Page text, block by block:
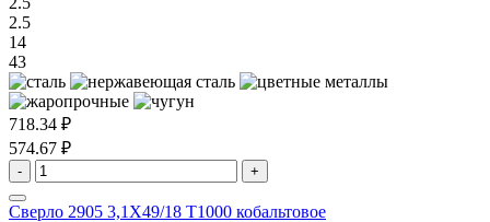
2.5
14
43
718.34 ₽
574.67 ₽
- +
Сверло 2905 3,1X49/18 T1000 кобальтовое